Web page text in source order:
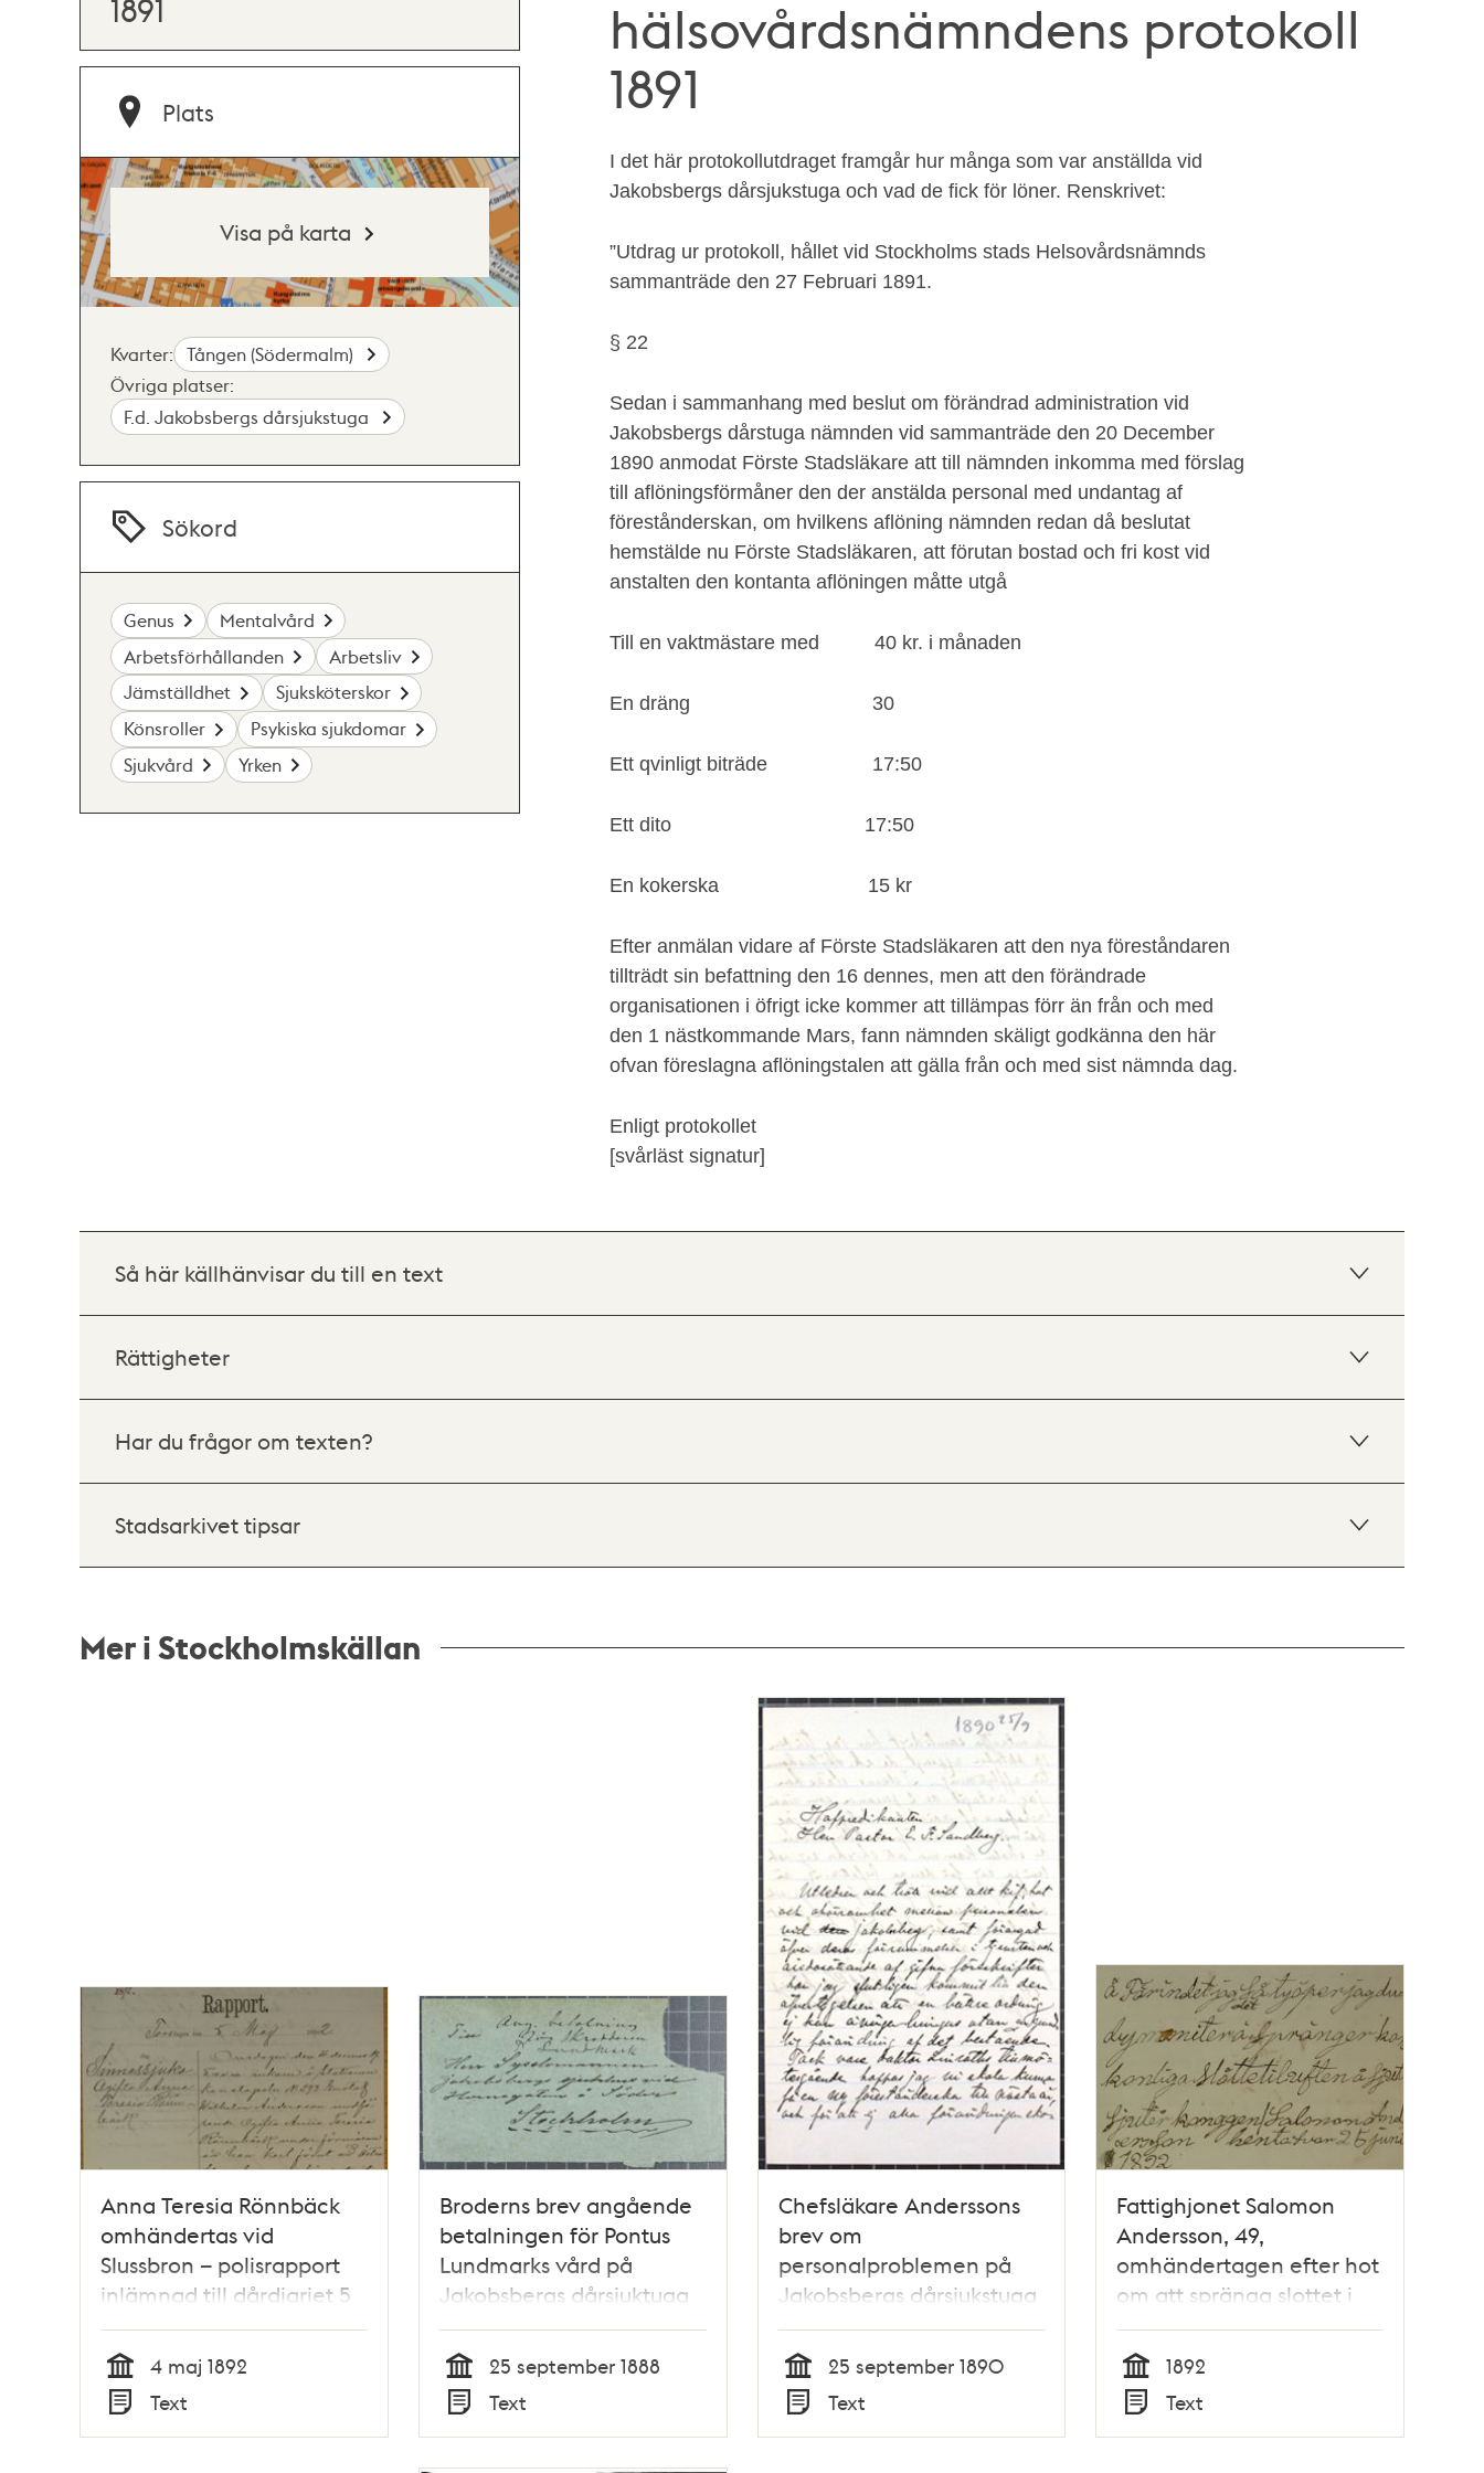
hälsovårdsnämndens protokoll
1891
I det här protokollutdraget framgår hur många som var anställda vid
Jakobsbergs dårsjukstuga och vad de fick för löner. Renskrivet:
”Utdrag ur protokoll, hållet vid Stockholms stads Helsovårdsnämnds
sammanträde den 27 Februari 1891.
§ 22
Sedan i sammanhang med beslut om förändrad administration vid
Jakobsbergs dårstuga nämnden vid sammanträde den 20 December
1890 anmodat Förste Stadsläkare att till nämnden inkomma med förslag
till aflöningsförmåner den der anstälda personal med undantag af
förestånderskan, om hvilkens aflöning nämnden redan då beslutat
hemstälde nu Förste Stadsläkaren, att förutan bostad och fri kost vid
anstalten den kontanta aflöningen måtte utgå
Till en vaktmästare med 40 kr. i månaden
En dräng 30
Ett qvinligt biträde 17:50
Ett dito 17:50
En kokerska 15 kr
Efter anmälan vidare af Förste Stadsläkaren att den nya föreståndaren
tillträdt sin befattning den 16 dennes, men att den förändrade
organisationen i öfrigt icke kommer att tillämpas förr än från och med
den 1 nästkommande Mars, fann nämnden skäligt godkänna den här
ofvan föreslagna aflöningstalen att gälla från och med sist nämnda dag.
Enligt protokollet
[svårläst signatur]
1891
Plats
Visa på karta
Kvarter:
Tången (Södermalm)
Övriga platser:
F.d. Jakobsbergs dårsjukstuga
Sökord
Genus
Mentalvård
Arbetsförhållanden
Arbetsliv
Jämställdhet
Sjuksköterskor
Könsroller
Psykiska sjukdomar
Sjukvård
Yrken
Så här källhänvisar du till en text
Rättigheter
Har du frågor om texten?
Stadsarkivet tipsar
Mer i Stockholmskällan
Anna Teresia Rönnbäck
omhändertas vid
Slussbron – polisrapport
inlämnad till dårdiariet 5
maj 1892
Tid
4 maj 1892
Typ
Text
Broderns brev angående
betalningen för Pontus
Lundmarks vård på
Jakobsbergs dårsjuktuga
1888
Tid
25 september 1888
Typ
Text
Chefsläkare Anderssons
brev om
personalproblemen på
Jakobsbergs dårsjukstuga
1890
Tid
25 september 1890
Typ
Text
Fattighjonet Salomon
Andersson, 49,
omhändertagen efter hot
om att spränga slottet i
luften - dårdiariet
sommaren 1892
Tid
1892
Typ
Text